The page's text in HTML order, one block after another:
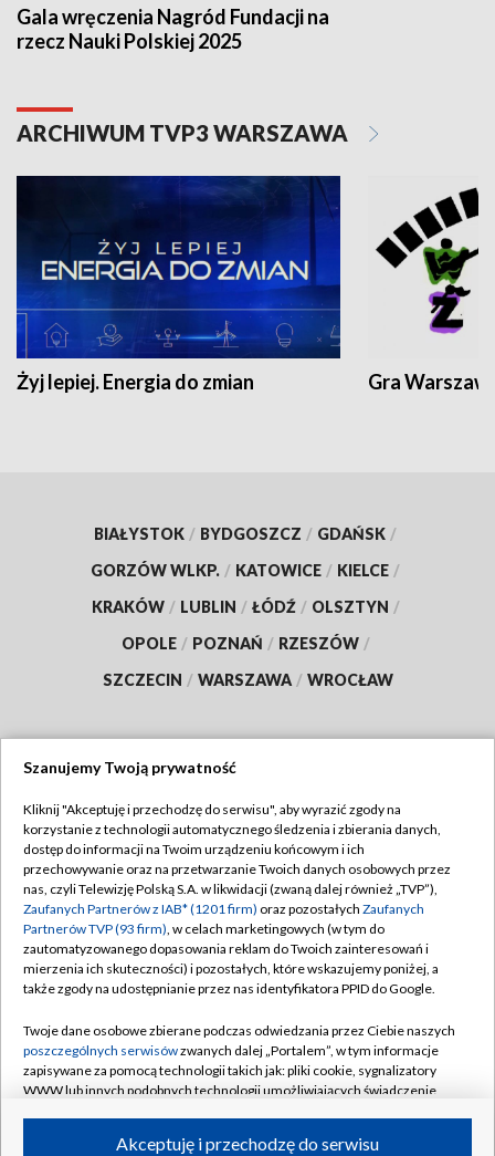
Gala wręczenia Nagród Fundacji na
rzecz Nauki Polskiej 2025
ARCHIWUM TVP3 WARSZAWA
Żyj lepiej. Energia do zmian Gra
BIAŁYSTOK / BYDGOSZCZ / GDAŃSK /
GORZÓW WLKP. / KATOWICE / KIELCE /
KRAKÓW / LUBLIN / ŁÓDŹ / OLSZTYN /
OPOLE / POZNAŃ / RZESZÓW /
SZCZECIN / WARSZAWA / WROCŁAW
TVP
Abonament TVP
Emisja w TVP
Centrum informacji TVP
Naziemna Telewizja Cyfrowa
Rada Programowa
System NOS
Informacje o nadawcy
Regulamin TVP
Polityka prywatności
Moje zgody
Pomoc
Kontakt
Kanały
Szanujemy Twoją prywatność
Kliknij "Akceptuję i przechodzę do serwisu", aby wyrazić zgody na
korzystanie z technologii automatycznego śledzenia i zbierania danych,
dostęp do informacji na Twoim urządzeniu końcowym i ich
przechowywanie oraz na przetwarzanie Twoich danych osobowych przez
nas, czyli Telewizję Polską S.A. w likwidacji (zwaną dalej również „TVP”),
Zaufanych Partnerów z IAB* (1201 firm) oraz pozostałych Zaufanych
Partnerów TVP (93 firm), w celach marketingowych (w tym do
zautomatyzowanego dopasowania reklam do Twoich zainteresowań i
mierzenia ich skuteczności) i pozostałych, które wskazujemy poniżej, a
także zgody na udostępnianie przez nas identyfikatora PPID do Google.
Twoje dane osobowe zbierane podczas odwiedzania przez Ciebie naszych
poszczególnych serwisówzwanych dalej „Portalem”, w tym informacje
zapisywane za pomocą technologii takich jak: pliki cookie, sygnalizatory
WWW lub innych podobnych technologii umożliwiających świadczenie
ruchu w Internecie.Akceptuję i przechodzę do serwisu